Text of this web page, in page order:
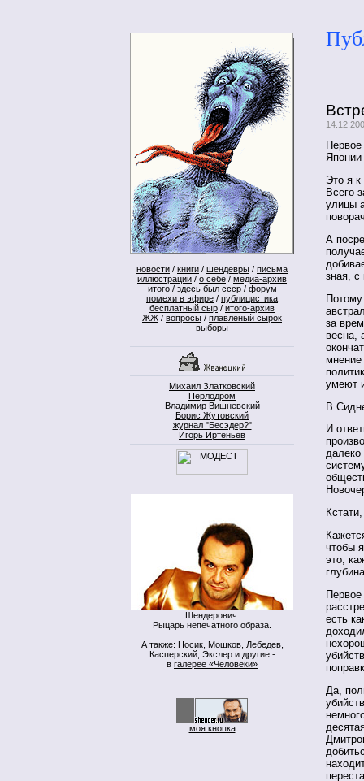
новости / книги / шендевры / письма
иллюстрации / о себе / медиа-архив
итого/ здесь был ссср/ форум
помехи в эфире / публицистика
бесплатный сыр / итого-архив
ЖЖ / вопросы / плавленый сырок
выборы
Михаил Златковский
Перлодром
Владимир Вишневский
Борис Жутовский
журнал "Бесэдер?"
Игорь Иртеньев
Шендерович.
Рыцарь непечатного образа.
А также: Носик, Мошков, Лебедев,
Касперский, Экслер и другие -
в галерее «Человеки»
моя кнопка
Японии
Это я к
Всего
улицы
А
зная, с
за
весна,
умеют
В
И
далеко
чтобы
это,
есть
Да,